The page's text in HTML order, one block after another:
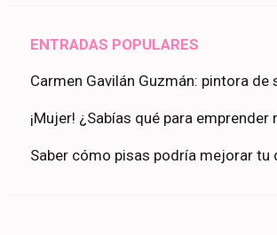
ENTRADAS POPULARES
Carmen Gavilán Guzmán: pintora de
¡Mujer! ¿Sabías qué para emprender
Saber cómo pisas podría mejorar